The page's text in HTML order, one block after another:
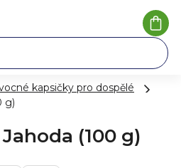
kapsičky pro dospělé
g)
(100 g)